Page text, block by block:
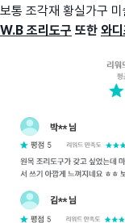
보통 조각재 황실가구
W.B 조리도구 또한 와